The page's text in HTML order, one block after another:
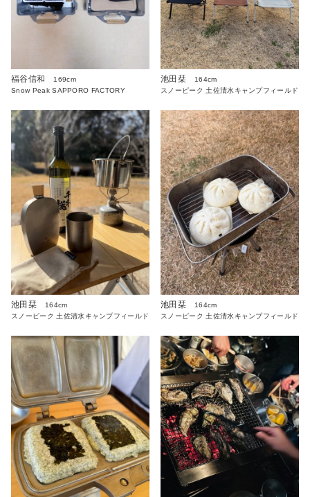
福谷信和
169cm
Snow Peak SAPPORO FACTORY
池田栞
164cm
スノーピーク 土佐清水キャンプフィールド
池田栞
164cm
スノーピーク 土佐清水キャンプフィールド
池田栞
164cm
スノーピーク 土佐清水キャンプフィールド